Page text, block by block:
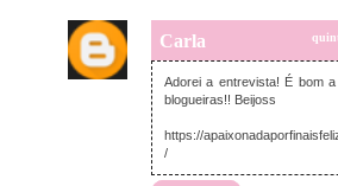
Carla
Adorei a entrevista! É bom
blogueiras!! Beijoss
https://
/